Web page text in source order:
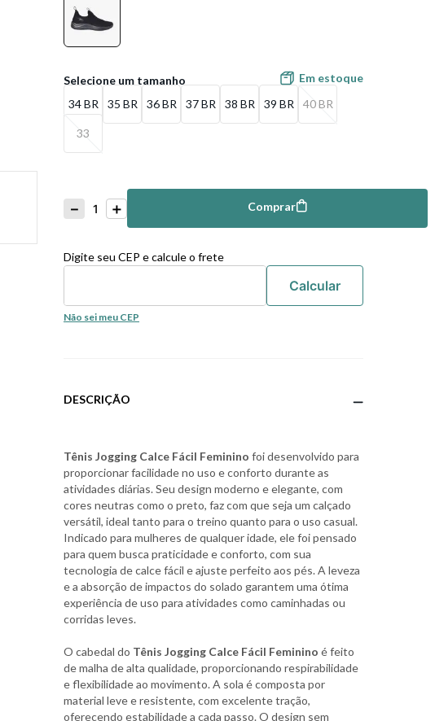
34 BR 35 BR 36 BR 37 BR 38 BR 39 BR 40 BR
33
Em estoque
＋
－
Comprar Comprar
Digite seu CEP e calcule o frete
Não sei meu CEP
DESCRIÇÃO
Tênis Jogging Calce Fácil Feminino foi desenvolvido para
proporcionar facilidade no uso e conforto durante as
atividades diárias. Seu design moderno e elegante, com
cores neutras como o preto, faz com que seja um calçado
versátil, ideal tanto para o treino quanto para o uso casual.
Indicado para mulheres de qualquer idade, ele foi pensado
para quem busca praticidade e conforto, com sua
tecnologia de calce fácil e ajuste perfeito aos pés. A leveza
e a absorção de impactos do solado garantem uma ótima
experiência de uso para atividades como caminhadas ou
corridas leves.
O cabedal do Tênis Jogging Calce Fácil Feminino é feito
de malha de alta qualidade, proporcionando respirabilidade
e flexibilidade ao movimento. A sola é composta por
material leve e resistente, com excelente tração,
oferecendo estabilidade a cada passo. O design sem